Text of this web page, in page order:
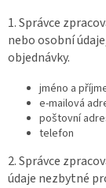
1. Správce
nebo osobní
objednávky.
jméno a
e-mailová
poštovní
telefon
2. Správce
údaje nezbytné